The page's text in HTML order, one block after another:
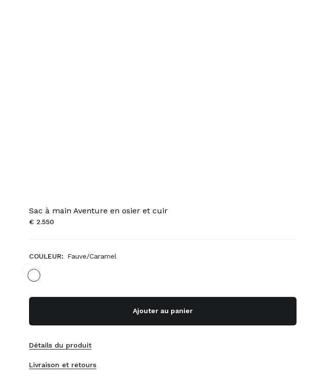
Sac à main Aventure en osier et cuir
€ 2.550
COULEUR: Fauve/Caramel
Ajouter au panier
Détails du produit
Livraison et retours